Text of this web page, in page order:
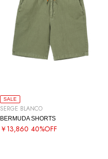
SALE
SERGE BLANCO
BERMUDA SHORTS
￥13,860 40%OFF